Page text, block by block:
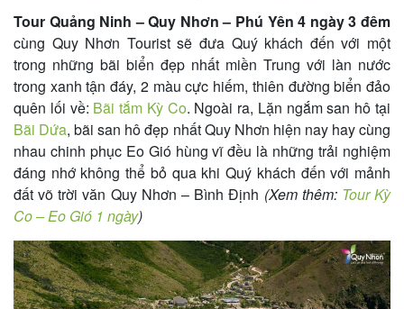
Tour Quảng Ninh – Quy Nhơn – Phú Yên 4 ngày 3 đêm
cùng Quy Nhơn Tourist sẽ đưa Quý khách đến với một
trong những bãi biển đẹp nhất miền Trung với làn nước
trong xanh tận đáy, 2 màu cực hiếm, thiên đường biển đảo
quên lối về: Bãi tắm Kỳ Co. Ngoài ra, Lặn ngắm san hô tại
Bãi Dứa, bãi san hô đẹp nhất Quy Nhơn hiện nay hay cùng
nhau chinh phục Eo Gió hùng vĩ đều là những trải nghiệm
đáng nhớ không thể bỏ qua khi Quý khách đến với mảnh
đất võ trời văn Quy Nhơn – Bình Định (Xem thêm: Tour Kỳ
Co – Eo Gió 1 ngày)